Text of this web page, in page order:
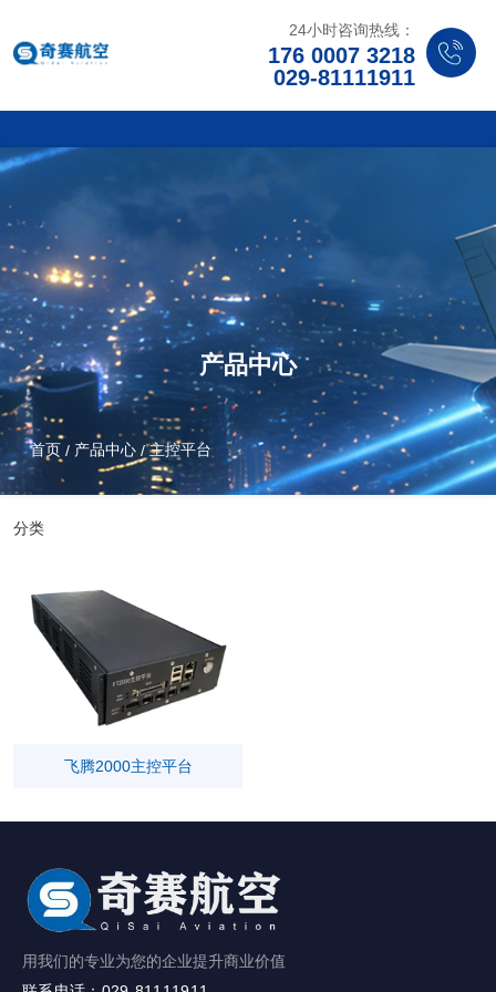
24小时咨询热线：
176 0007 3218
029-81111911
产品中心
首页 / 产品中心 /主控平台
分类
飞腾2000主控平台
用我们的专业为您的企业提升商业价值